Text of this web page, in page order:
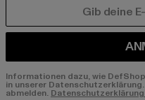
Informationen dazu, wie
in unserer
abmelden.